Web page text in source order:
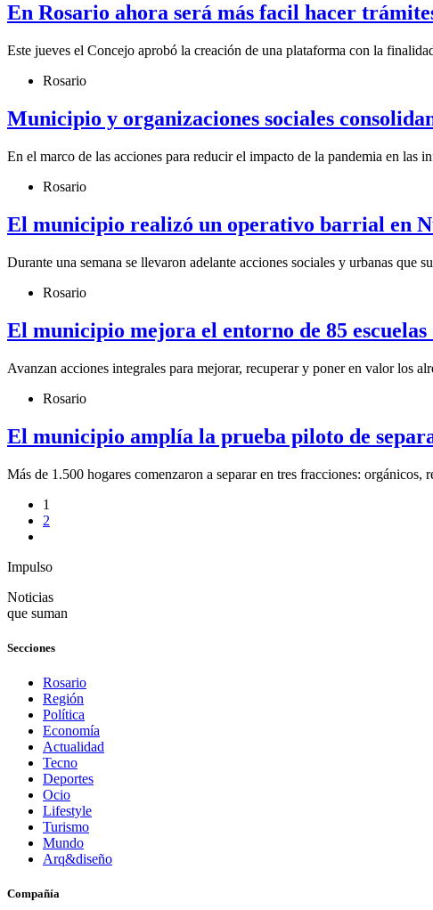
En Rosario ahora será más facil hacer
Este jueves el Concejo aprobó la creación de una plataforma con la
Rosario
Municipio y organizaciones sociales
En el marco de las acciones para reducir el impacto de la pandemia en las
Rosario
El municipio realizó un operativo barrial en
Durante una semana se llevaron adelante acciones sociales y urbanas que
Rosario
El municipio mejora el entorno de 85
Avanzan acciones integrales para mejorar, recuperar y poner en valor los
Rosario
El municipio amplía la prueba piloto de
Más de 1.500 hogares comenzaron a separar en tres fracciones:
1
2
Impulso
Noticias
que suman
Secciones
Rosario
Región
Política
Economía
Actualidad
Tecno
Deportes
Ocio
Lifestyle
Turismo
Mundo
Arq&diseño
Compañía